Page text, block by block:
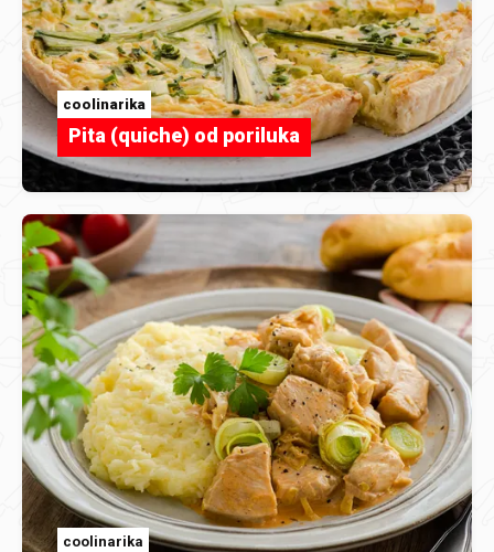
coolinarika
Pita (quiche) od poriluka
coolinarika